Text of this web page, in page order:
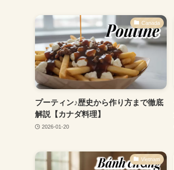
Canada
プーティン♪歴史から作り方まで徹底
解説【カナダ料理】
2026-01-20
Vietnam